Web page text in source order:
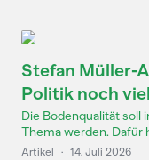
Stefan Müller-
Politik noch
Die Bodenqualität soll
Thema werden. Dafür
Artikel · 14. Juli 2026